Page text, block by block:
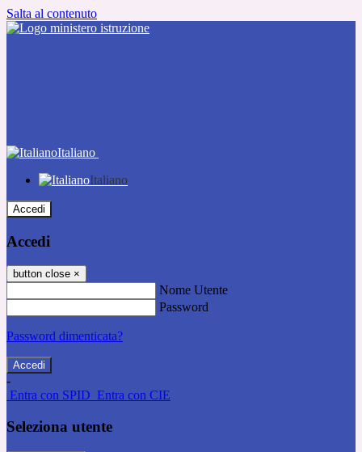
Salta al contenuto
Italiano
Italiano
Accedi
Accedi
button close ×
Nome Utente
Password
Password dimenticata?
-
Entra con SPID Entra con CIE
Seleziona utente